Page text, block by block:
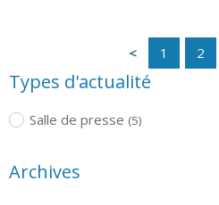
1 2
Types d'actualité
Salle de presse (5)
Archives